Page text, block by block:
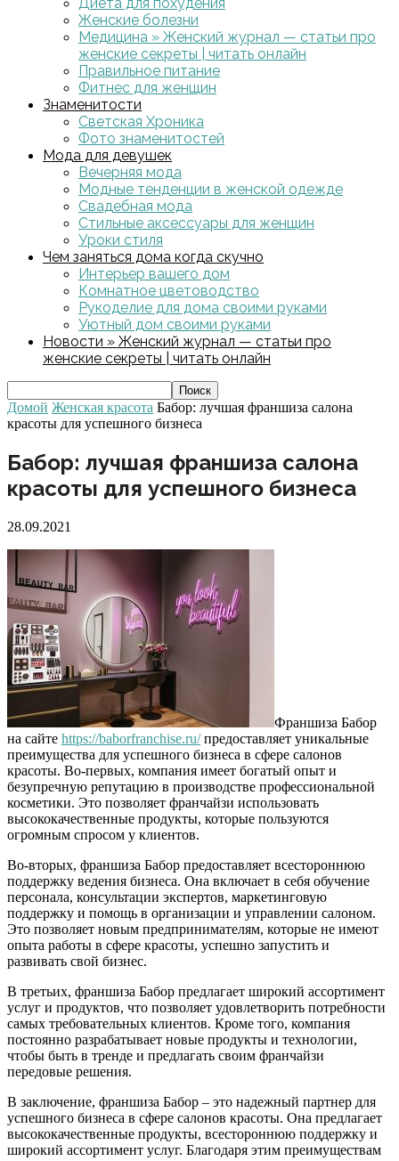
Женские болезни
Медицина » Женский журнал — статьи про
женские секреты | читать онлайн
Правильное питание
Фитнес для женщин
Знаменитости
Светская Хроника
Фото знаменитостей
Мода для девушек
Вечерняя мода
Модные тенденции в женской одежде
Свадебная мода
Стильные аксессуары для женщин
Уроки стиля
Чем заняться дома когда скучно
Интерьер вашего дом
Комнатное цветоводство
Рукоделие для дома своими руками
Уютный дом своими руками
Новости » Женский журнал — статьи про
женские секреты | читать онлайн
Домой Женская красота Бабор: лучшая франшиза салона
красоты для успешного бизнеса
Бабор: лучшая франшиза салона
красоты для успешного бизнеса
28.09.2021
Франшиза Бабор
на сайте https://baborfranchise.ru/предоставляет уникальные
преимущества для успешного бизнеса в сфере салонов
красоты. Во-первых, компания имеет богатый опыт и
безупречную репутацию в производстве профессиональной
косметики. Это позволяет франчайзи использовать
высококачественные продукты, которые пользуются
огромным спросом у клиентов.
Во-вторых, франшиза Бабор предоставляет всестороннюю
поддержку ведения бизнеса. Она включает в себя обучение
персонала, консультации экспертов, маркетинговую
поддержку и помощь в организации и управлении салоном.
Это позволяет новым предпринимателям, которые не имеют
опыта работы в сфере красоты, успешно запустить и
развивать свой бизнес.
В третьих, франшиза Бабор предлагает широкий ассортимент
услуг и продуктов, что позволяет удовлетворить потребности
самых требовательных клиентов. Кроме того, компания
постоянно разрабатывает новые продукты и технологии,
чтобы быть в тренде и предлагать своим франчайзи
передовые решения.
В заключение, франшиза Бабор – это надежный партнер для
успешного бизнеса в сфере салонов красоты. Она предлагает
высококачественные продукты, всестороннюю поддержку и
широкий ассортимент услуг. Благодаря этим преимуществам